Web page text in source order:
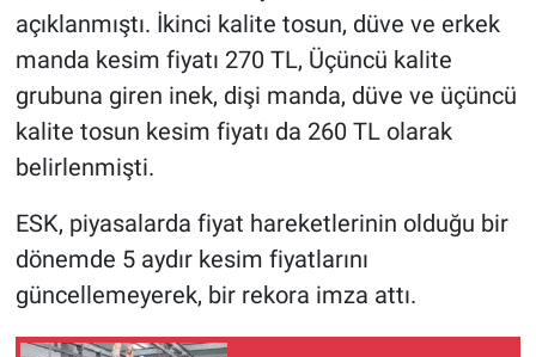
açıklanmıştı. İkinci kalite tosun, düve ve erkek
manda kesim fiyatı 270 TL, Üçüncü kalite
grubuna giren inek, dişi manda, düve ve üçüncü
kalite tosun kesim fiyatı da 260 TL olarak
belirlenmişti.
ESK, piyasalarda fiyat hareketlerinin olduğu bir
dönemde 5 aydır kesim fiyatlarını
güncellemeyerek, bir rekora imza attı.